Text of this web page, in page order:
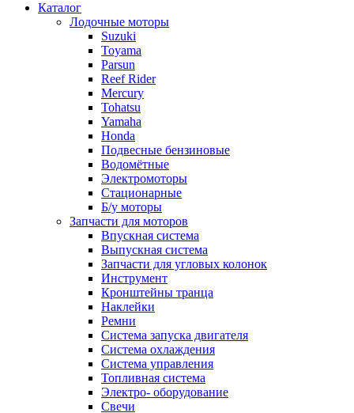
Каталог
Лодочные моторы
Suzuki
Toyama
Parsun
Reef Rider
Mercury
Tohatsu
Yamaha
Honda
Подвесные бензиновые
Водомётные
Электромоторы
Стационарные
Б/у моторы
Запчасти для моторов
Впускная система
Выпускная система
Запчасти для угловых колонок
Инструмент
Кронштейны транца
Наклейки
Ремни
Система запуска двигателя
Система охлаждения
Система управления
Топливная система
Электро- оборудование
Свечи